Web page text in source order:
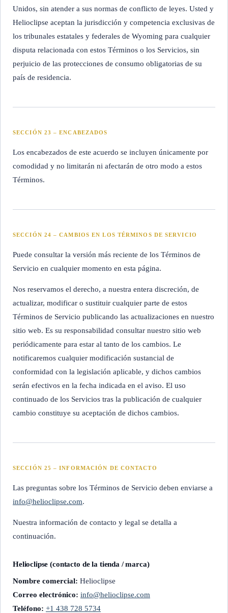
Unidos, sin atender a sus normas de conflicto de leyes. Usted y
Helioclipse aceptan la jurisdicción y competencia exclusivas de
los tribunales estatales y federales de Wyoming para cualquier
disputa relacionada con estos Términos o los Servicios, sin
perjuicio de las protecciones de consumo obligatorias de su
país de residencia.
SECCIÓN 23 – ENCABEZADOS
Los encabezados de este acuerdo se incluyen únicamente por
comodidad y no limitarán ni afectarán de otro modo a estos
Términos.
SECCIÓN 24 – CAMBIOS EN LOS TÉRMINOS DE SERVICIO
Puede consultar la versión más reciente de los Términos de
Servicio en cualquier momento en esta página.
Nos reservamos el derecho, a nuestra entera discreción, de
actualizar, modificar o sustituir cualquier parte de estos
Términos de Servicio publicando las actualizaciones en nuestro
sitio web. Es su responsabilidad consultar nuestro sitio web
periódicamente para estar al tanto de los cambios. Le
notificaremos cualquier modificación sustancial de
conformidad con la legislación aplicable, y dichos cambios
serán efectivos en la fecha indicada en el aviso. El uso
continuado de los Servicios tras la publicación de cualquier
cambio constituye su aceptación de dichos cambios.
SECCIÓN 25 – INFORMACIÓN DE CONTACTO
Las preguntas sobre los Términos de Servicio deben enviarse a
info@helioclipse.com.
Nuestra información de contacto y legal se detalla a
continuación.
Helioclipse (contacto de la tienda / marca)
Nombre comercial: Helioclipse
Correo electrónico: info@helioclipse.com
Teléfono: +1 438 728 5734